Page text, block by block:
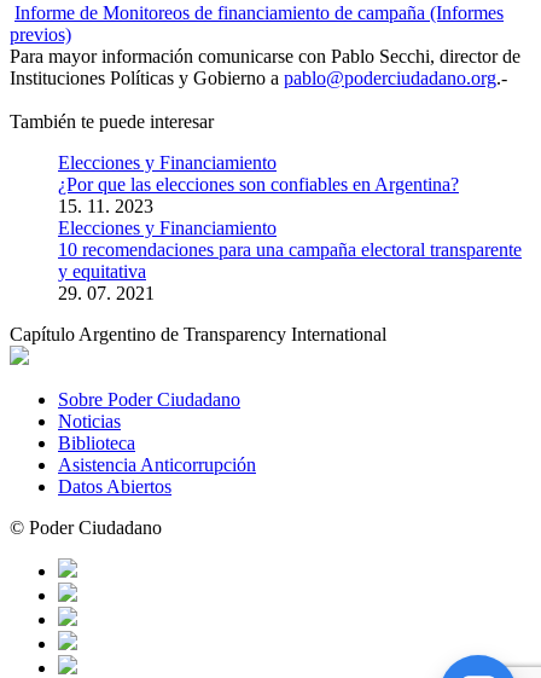
Informe de Monitoreos de financiamiento de campaña (Informes
previos)
Para mayor información comunicarse con Pablo Secchi, director de
Instituciones Políticas y Gobierno a pablo@poderciudadano.org.-
También te puede interesar
Elecciones y Financiamiento
¿Por que las elecciones son confiables en Argentina?
15. 11. 2023
Elecciones y Financiamiento
10 recomendaciones para una campaña electoral transparente
y equitativa
29. 07. 2021
Capítulo Argentino de Transparency International
Sobre Poder Ciudadano
Noticias
Biblioteca
Asistencia Anticorrupción
Datos Abiertos
© Poder Ciudadano